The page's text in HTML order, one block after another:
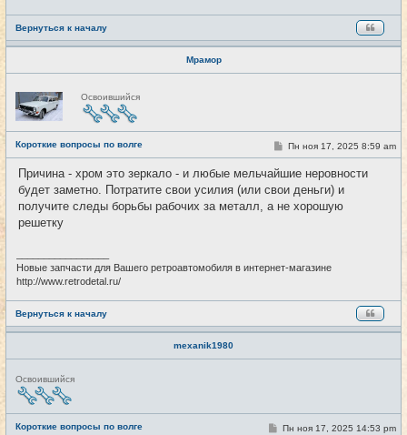
Вернуться к началу
Мрамор
Н
е
в
с
е
т
и
Освоившийся
Короткие вопросы по волге #4278
С
о
б
щ
н
Пн ноя 17, 2025 8:59 am
Причина - хром это зеркало - и любые мельчайшие неровности
будет заметно. Потратите свои усилия (или свои деньги) и
получите следы борьбы рабочих за металл, а не хорошую
решетку
Новые запчасти для Вашего ретроавтомобиля в интернет-магазине
http://www.retrodetal.ru/
Вернуться к началу
mexanik1980
Н
е
в
т
Освоившийся
Короткие вопросы по волге #4279
СПн ноя 17, 2025 14:53 pm